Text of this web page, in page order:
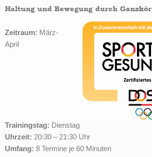
Haltung und Bewegung durch
Zeitraum: März-
April
Trainingstag: Dienstag
Uhrzeit: 20:30 – 21:30 Uhr
Umfang: 8 Termine je 60 Minuten